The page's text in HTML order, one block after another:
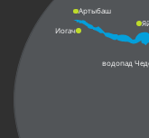
Артыбаш
Иогач
водопад